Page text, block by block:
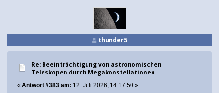
thunder5
Re: Beeinträchtigung von astronomischen
Teleskopen durch Megakonstellationen
« Antwort #383 am: 12. Juli 2026, 14:17:50 »